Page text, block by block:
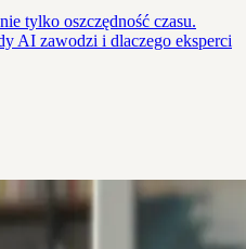
tylko oszczędność czasu.
AI zawodzi i dlaczego eksperci